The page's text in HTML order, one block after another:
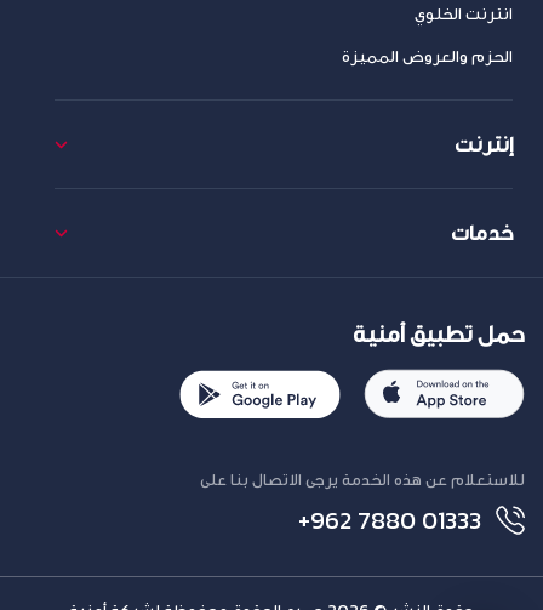
انترنت الخلوي
الحزم والعروض المميزة
إنترنت
خدمات
حمل تطبيق أمنية
للاستعلام عن هذه الخدمة يرجى الاتصال بنا على
+962 7880 01333